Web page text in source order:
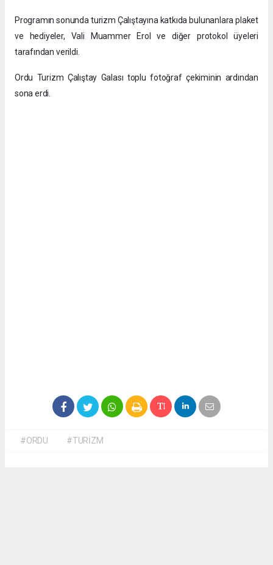
Programın sonunda turizm Çalıştayına katkıda bulunanlara plaket
ve hediyeler, Vali Muammer Erol ve diğer protokol üyeleri
tarafından verildi.
Ordu Turizm Çalıştay Galası toplu fotoğraf çekiminin ardından
sona erdi.
#ORDU #TURİZM